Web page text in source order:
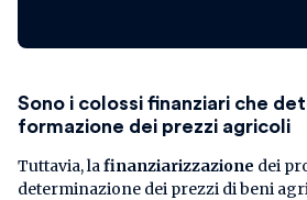
Sono i colossi finanziari che
formazione dei prezzi agricoli
Tuttavia, lafinanziarizzazione dei
determinazione dei prezzi di beni